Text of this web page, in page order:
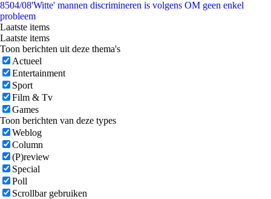
8504/08'Witte' mannen discrimineren is volgens OM geen enkel
probleem
Laatste items
Laatste items
Toon berichten uit deze thema's
Actueel
Entertainment
Sport
Film & Tv
Games
Toon berichten van deze types
Weblog
Column
(P)review
Special
Poll
Scrollbar gebruiken